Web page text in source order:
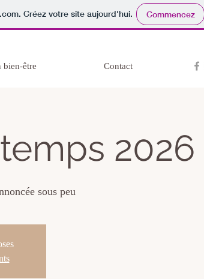
.com. Créez votre site aujourd'hui. Commencez
bien-être Contact
2026
sous peu